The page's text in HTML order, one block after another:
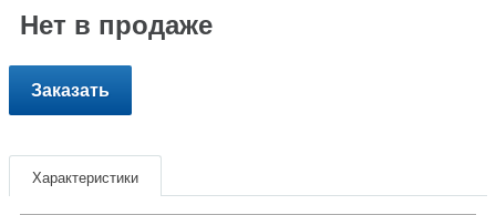
Нет в продаже
Заказать
Характеристики